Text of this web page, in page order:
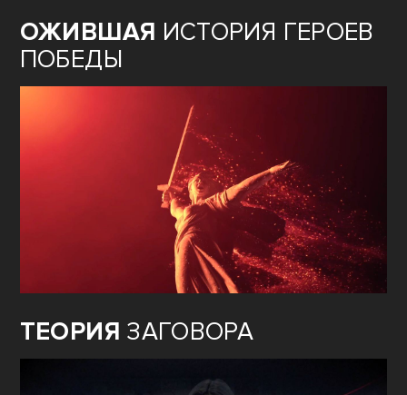
ОЖИВШАЯ
ИСТОРИЯ ГЕРОЕВ